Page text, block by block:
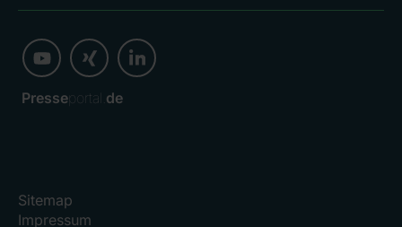
Presseportal. de
Sitemap
Impressum